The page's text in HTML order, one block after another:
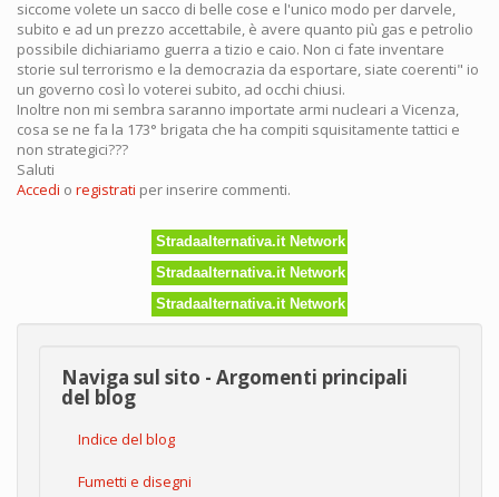
siccome volete un sacco di belle cose e l'unico modo per darvele,
subito e ad un prezzo accettabile, è avere quanto più gas e petrolio
possibile dichiariamo guerra a tizio e caio. Non ci fate inventare
storie sul terrorismo e la democrazia da esportare, siate coerenti" io
un governo così lo voterei subito, ad occhi chiusi.
Inoltre non mi sembra saranno importate armi nucleari a Vicenza,
cosa se ne fa la 173° brigata che ha compiti squisitamente tattici e
non strategici???
Saluti
Accedi o registrati per inserire commenti.
Stradaalternativa.it Network
Stradaalternativa.it Network
Stradaalternativa.it Network
Naviga sul sito - Argomenti principali
del blog
Indice del blog
Fumetti e disegni